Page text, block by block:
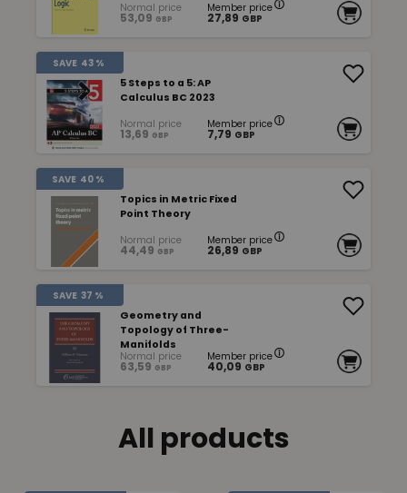
Normal price
53,09 GBP
Member price
27,89 GBP
SAVE 43 %
5 Steps to a 5: AP
Calculus BC 2023
Normal price
13,69 GBP
Member price
7,79 GBP
SAVE 40 %
Topics in Metric Fixed
Point Theory
Normal price
44,49 GBP
Member price
26,89 GBP
SAVE 37 %
Geometry and
Topology of Three-
Manifolds
Normal price
63,59 GBP
Member price
40,09 GBP
All products